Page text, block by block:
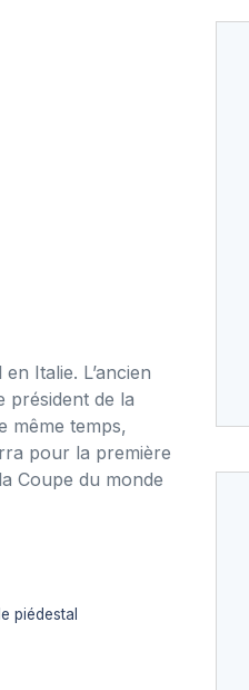
Italie. L’ancien
président de la
même temps,
pour la première
Coupe du monde
piédestal